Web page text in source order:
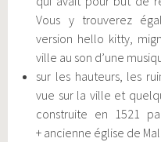
Vous y trouverez
version hello kitty,
ville au son d’une
sur les hauteurs, les
vue sur la ville et
construite en 1521
+ ancienne église de